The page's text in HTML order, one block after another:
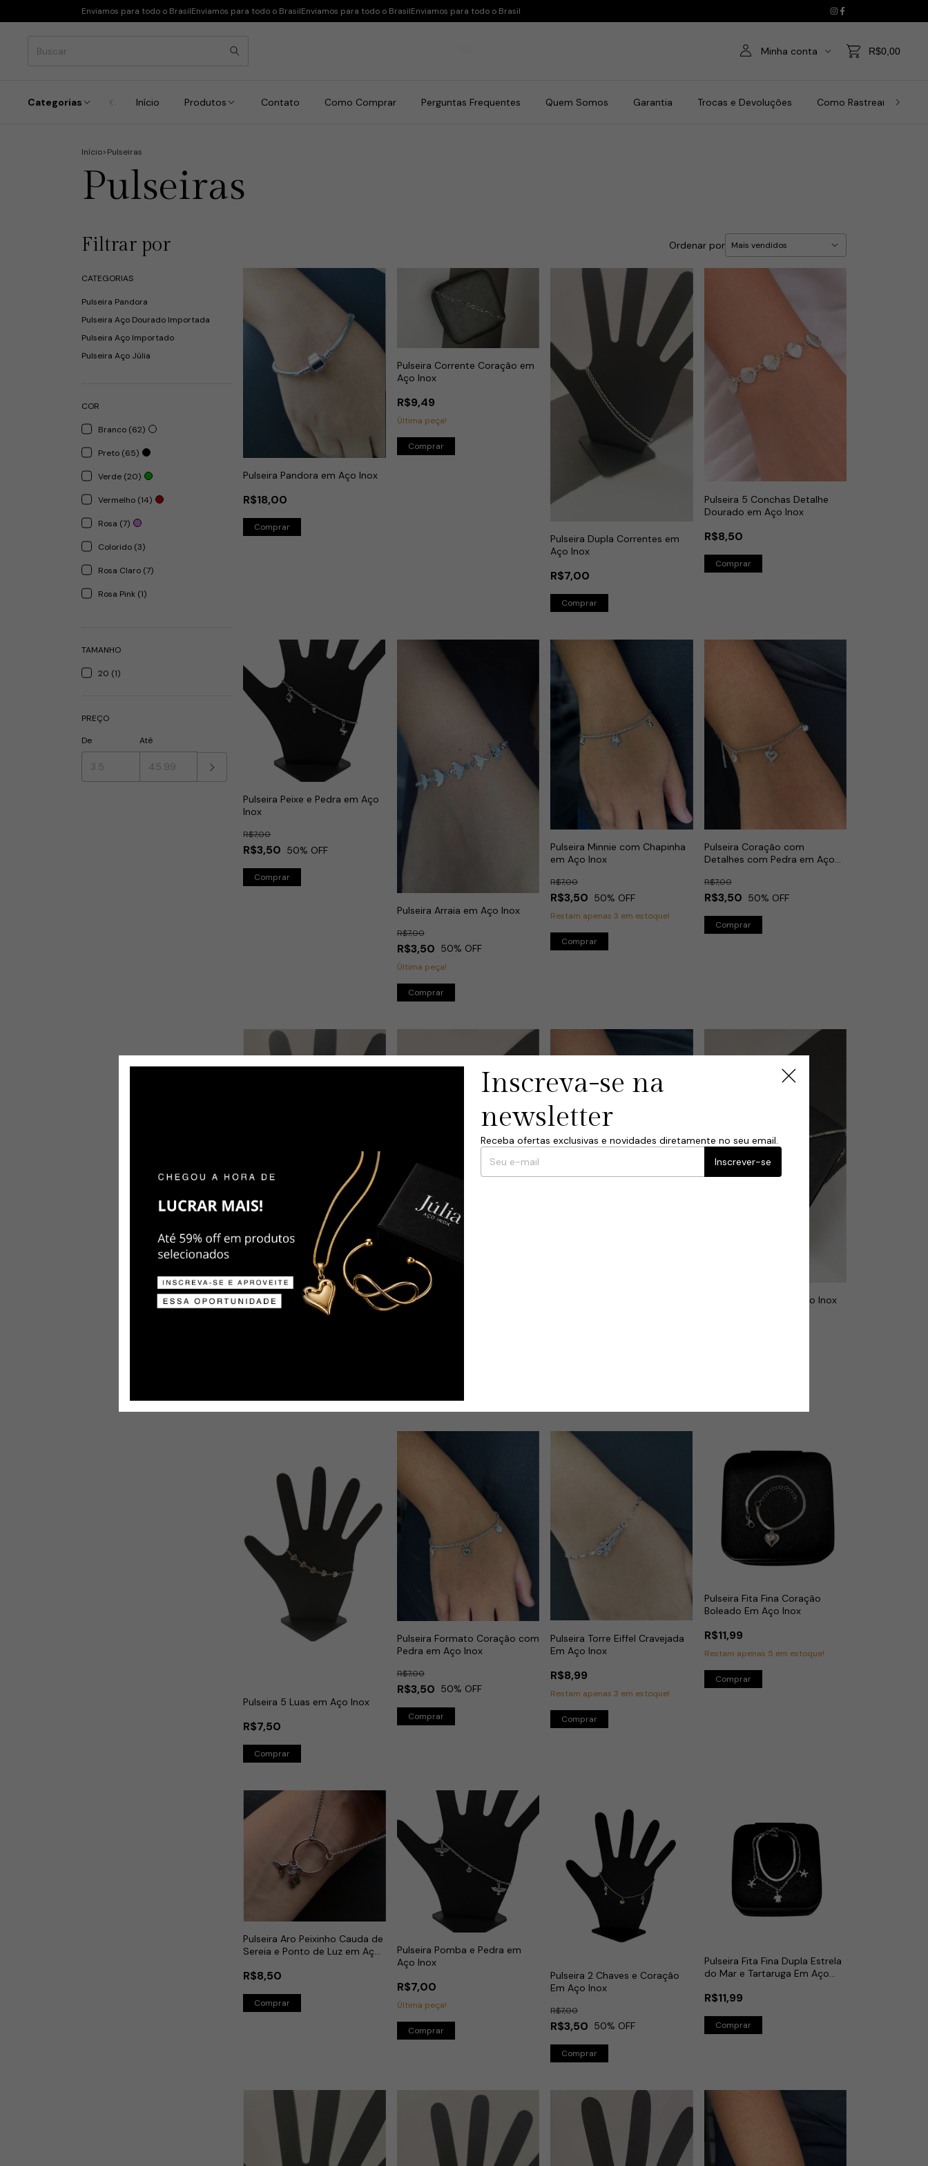
Enviamos para todo o BrasilEnviamos para todo o BrasilEnviamos para todo o BrasilEnviamos para todo o Brasil
Minha conta R$0,00
Categorias Início Produtos Contato Como Comprar Perguntas Frequentes Quem Somos Garantia Trocas e Devoluções Como Rastrear a
Início>Pulseiras
Pulseiras
Filtrar por
CATEGORIAS
Pulseira Pandora
Pulseira Aço Dourado Importada
Pulseira Aço Importado
Pulseira Aço Júlia
COR
Branco (62)
Preto (65)
Verde (20)
Vermelho (14)
Rosa (7)
Colorido (3)
Rosa Claro (7)
Rosa Pink (1)
TAMANHO
20 (1)
PREÇO
De
Até
Ordenar por
Pulseira Pandora em Aço Inox
R$18,00
Comprar
Pulseira Corrente Coração em
Aço Inox
R$9,49
Última peça!
Pulseira Dupla Correntes em
Aço Inox
R$7,00
Pulseira 5 Conchas Detalhe
Dourado em Aço Inox
R$8,50
Pulseira Peixe e Pedra em Aço
Inox
R$3,50
R$7,00
50% OFF
Pulseira Arraia em Aço Inox
R$3,50
R$7,00
50% OFF
Última peça!
Pulseira Minnie com Chapinha
em Aço Inox
R$3,50
R$7,00
50% OFF
Restam apenas3 em estoque!
Pulseira Coração com
Detalhes com Pedra em Aço
R$3,50
R$7,00
50% OFF
Pulseira Cadeado e Pedra em
Aço Inox
Pulseira Infantil Placa Coração
Pulseira Tubinho em Aço Inox
Pulseira 5 Luas em Aço Inox
R$7,50
Pulseira Formato Coração com
Pedra em Aço Inox
R$3,50
R$7,00
50% OFF
Pulseira Torre Eiffel Cravejada
Em Aço Inox
R$8,99
Restam apenas3 em estoque!
Pulseira Fita Fina Coração
Boleado Em Aço Inox
R$11,99
Restam apenas 5 em estoque!
Pulseira Aro Peixinho Cauda de
Sereia e Ponto de Luz em Aço
R$8,50
Pulseira Pomba e Pedra em
Aço Inox
R$7,00
Última peça!
Pulseira 2 Chaves e Coração
Em Aço Inox
R$3,50
R$7,00
50% OFF
Pulseira Fita Fina Dupla Estrela
do Mar e Tartaruga Em Aço
R$11,99
Inscreva-se na
newsletter
Receba ofertas exclusivas e novidades diretamente no seu email.
Inscrever-se